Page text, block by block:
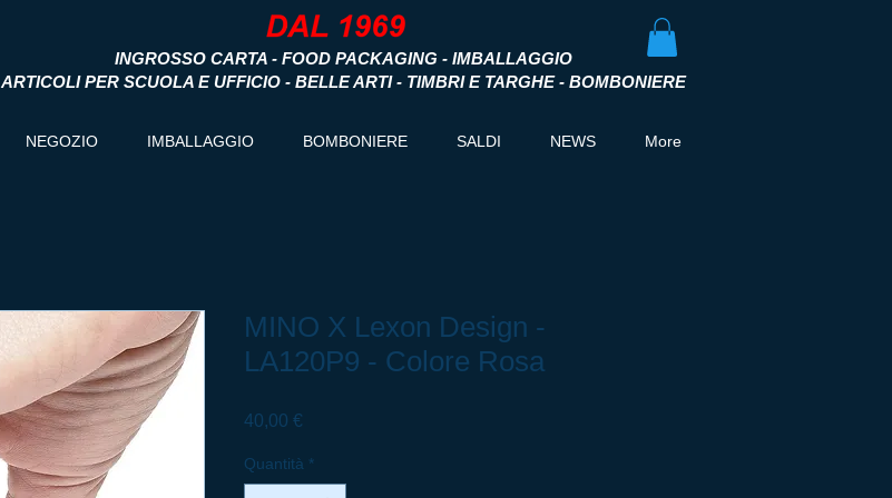
INGROSSO CARTA - FOOD PACKAGING - IMBALLAGGIO
ARTICOLI PER SCUOLA E UFFICIO - BELLE ARTI - TIMBRI E TARGHE - BOMBONIERE
NEGOZIO IMBALLAGGIO BOMBONIERE SALDI NEWS More
MINO X Lexon Design -
LA120P9 - Colore Rosa
40,00 €
Quantità *